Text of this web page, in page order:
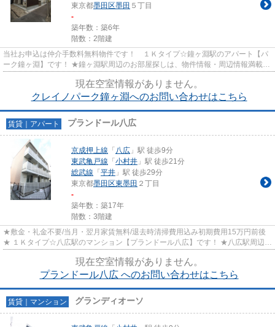
東京都墨田区墨田 ５丁目
-
築年数：築6年
階数：2階建
当社お申込は仲介手数料無料物件です！ １Ｋタイプ☆鐘ヶ淵駅のアパート【パ
ーク鐘ヶ淵】です！ ★鐘ヶ淵駅周辺のお部屋探しは、物件情報・周辺情報満載の
現在空室情報がありません。
クレイノパーク鐘ヶ淵へのお問い合わせはこちら
賃貸｜アパート プランドール八広
京成押上線 「 八広 」駅 徒歩9分
東武亀戸線 「 小村井 」駅 徒歩21分
総武線 「 平井 」駅 徒歩29分
東京都墨田区東墨田 ２丁目
-
築年数：築17年
階数：3階建
★敷金・礼金不要/当月・翌月家賃無料/退去時清掃費用込み初期費用15万円前後
★ １Ｋタイプ☆八広駅のマンション【プランドール八広】です！ ★八広駅周辺の
現在空室情報がありません。
プランドール八広 へのお問い合わせはこちら
賃貸｜マンション グランディオーソ